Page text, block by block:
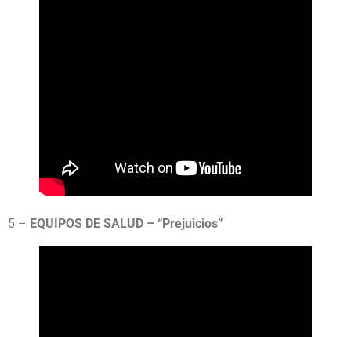
5 – EQUIPOS DE SALUD – “Prejuicios”